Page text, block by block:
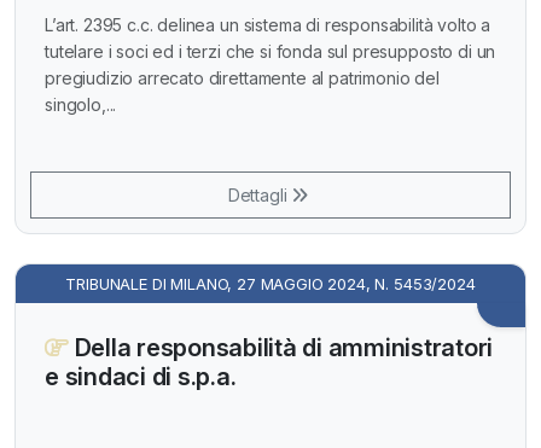
L’art. 2395 c.c. delinea un sistema di responsabilità volto a
tutelare i soci ed i terzi che si fonda sul presupposto di un
pregiudizio arrecato direttamente al patrimonio del
singolo,...
Dettagli
TRIBUNALE DI MILANO, 27 MAGGIO 2024, N. 5453/2024
Della responsabilità di amministratori
e sindaci di s.p.a.